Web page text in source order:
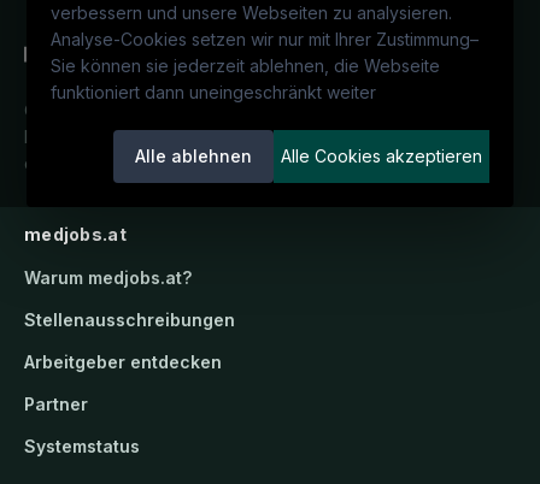
verbessern und unsere Webseiten zu analysieren.
Analyse-Cookies setzen wir nur mit Ihrer Zustimmung–
Sie können sie jederzeit ablehnen, die Webseite
funktioniert dann uneingeschränkt weiter
Alle ablehnen Alle Cookies akzeptieren
Österreichs medizinisches
Karriereportal.Ein Service der
candidatis GmbH.
medjobs.at
Warum medjobs.at?
Stellenausschreibungen
Arbeitgeber entdecken
Partner
Systemstatus